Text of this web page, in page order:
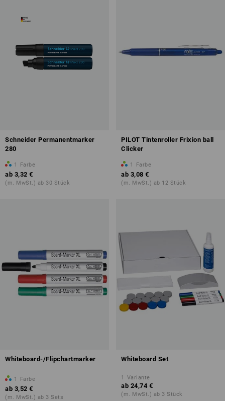
Schneider Permanentmarker
280
1 Farbe
ab 3,32 €
(m. MwSt.) ab 30 Stück
PILOT Tintenroller Frixion ball
Clicker
1 Farbe
ab 3,08 €
(m. MwSt.) ab 12 Stück
Whiteboard-/Flipchartmarker
1 Farbe
ab 3,52 €
(m. MwSt.) ab 3 Sets
Whiteboard Set
1 Variante
ab 24,74 €
(m. MwSt.) ab 3 Stück